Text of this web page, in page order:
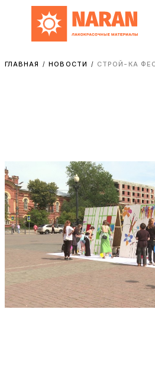
ГЛАВНАЯ / НОВОСТИ / СТРОЙ-КА